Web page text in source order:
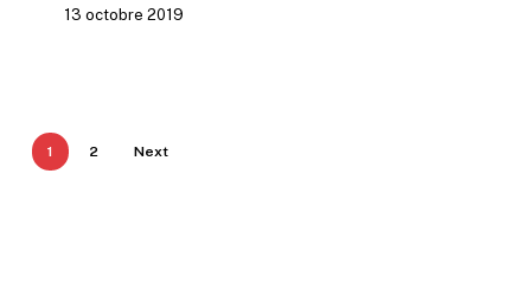
13 octobre 2019
1 2 Next